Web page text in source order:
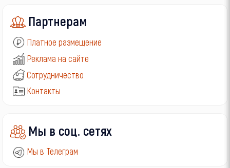
Партнерам
Платное размещение
Реклама на сайте
Сотрудничество
Контакты
Мы в соц. сетях
Мы в Телеграм